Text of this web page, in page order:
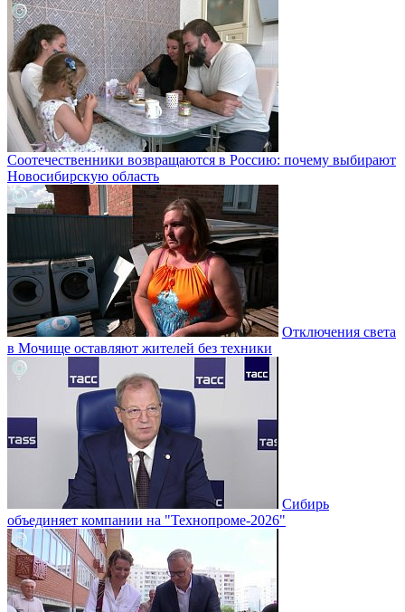
Соотечественники возвращаются в Россию: почему выбирают
Новосибирскую область
Отключения света
в Мочище оставляют жителей без техники
Сибирь
объединяет компании на "Технопроме-2026"